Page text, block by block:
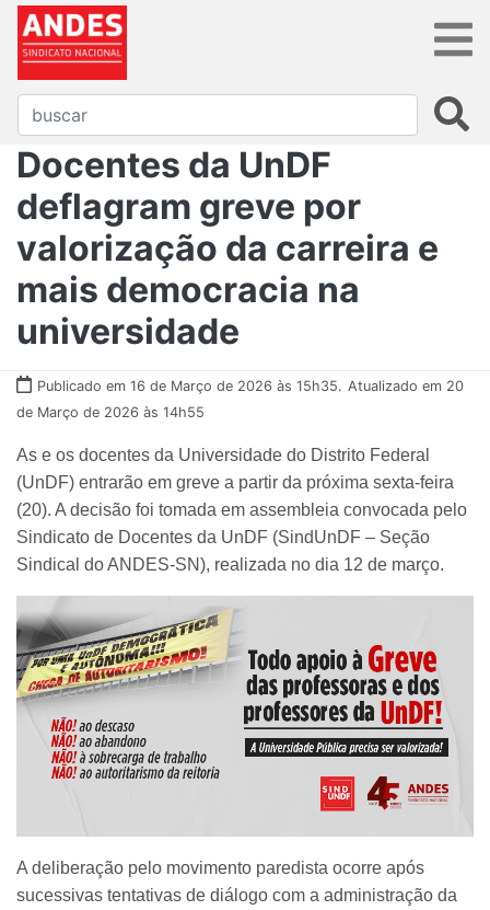
Docentes da UnDF
deflagram greve por
valorização da carreira e
mais democracia na
universidade
Publicado em 16 de Março de 2026 às 15h35. Atualizado em 20
de Março de 2026 às 14h55
As e os docentes da Universidade do Distrito Federal
(UnDF) entrarão em greve a partir da próxima sexta-feira
(20). A decisão foi tomada em assembleia convocada pelo
Sindicato de Docentes da UnDF (SindUnDF – Seção
Sindical do ANDES-SN), realizada no dia 12 de março.
A deliberação pelo movimento paredista ocorre após
sucessivas tentativas de diálogo com a administração da